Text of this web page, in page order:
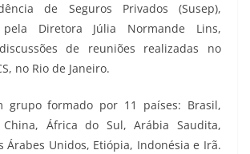
de Seguros Privados (Susep),
pela Diretora Júlia Normande Lins,
de reuniões realizadas no
no Rio de Janeiro.
grupo formado por 11 países: Brasil,
China, África do Sul, Arábia Saudita,
Árabes Unidos, Etiópia, Indonésia e Irã.